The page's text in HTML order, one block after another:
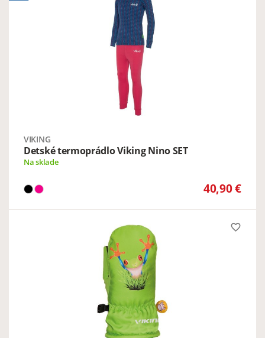
VIKING
Detské termoprádlo Viking Nino SET
Na sklade
40,90 €
favorite_border